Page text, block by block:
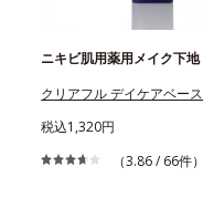
ニキビ肌用薬用メイク下地
クリアフル デイケアベース
税込1,320円
（3.86 / 66件）